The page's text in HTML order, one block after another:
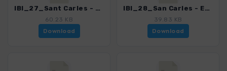
IBI_27_Sant Carles - Cala Mastella_0279_2.gpx
60.23 KB
Download
IBI_28_San Carles - Es Canar_0279_2.gpx
39.83 KB
Download